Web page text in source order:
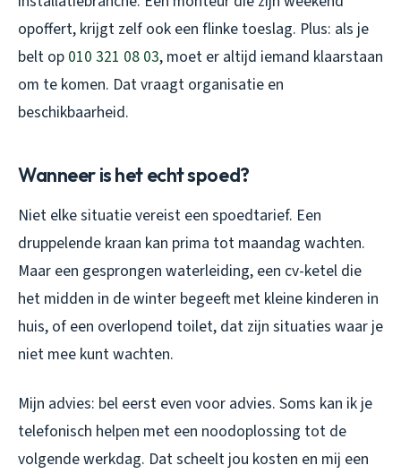
opoffert, krijgt zelf ook een flinke toeslag. Plus: als je
belt op 010 321 08 03, moet er altijd iemand klaarstaan
om te komen. Dat vraagt organisatie en
beschikbaarheid.
Wanneer is het echt spoed?
Niet elke situatie vereist een spoedtarief. Een
druppelende kraan kan prima tot maandag wachten.
Maar een gesprongen waterleiding, een cv-ketel die
het midden in de winter begeeft met kleine kinderen in
huis, of een overlopend toilet, dat zijn situaties waar je
niet mee kunt wachten.
Mijn advies: bel eerst even voor advies. Soms kan ik je
telefonisch helpen met een noodoplossing tot de
volgende werkdag. Dat scheelt jou kosten en mij een